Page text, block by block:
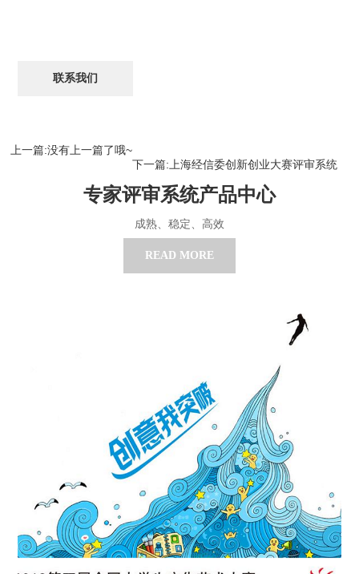
联系我们
上一篇:没有上一篇了哦~
下一篇:上海经信委创新创业大赛评审系统
专家评审系统产品中心
成熟、稳定、高效
READ MORE